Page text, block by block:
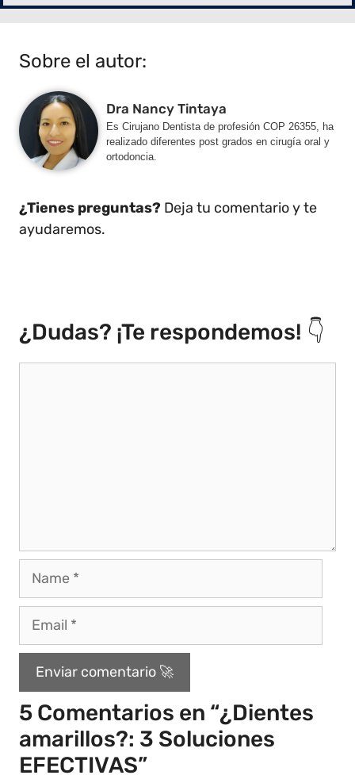
Sobre el autor:
Dra Nancy Tintaya
Es Cirujano Dentista de profesión COP 26355, ha
realizado diferentes post grados en cirugía oral y
ortodoncia.
¿Tienes preguntas? Deja tu comentario y te
ayudaremos.
¿Dudas? ¡Te respondemos! 👇
5 Comentarios en “¿Dientes
amarillos?: 3 Soluciones
EFECTIVAS”